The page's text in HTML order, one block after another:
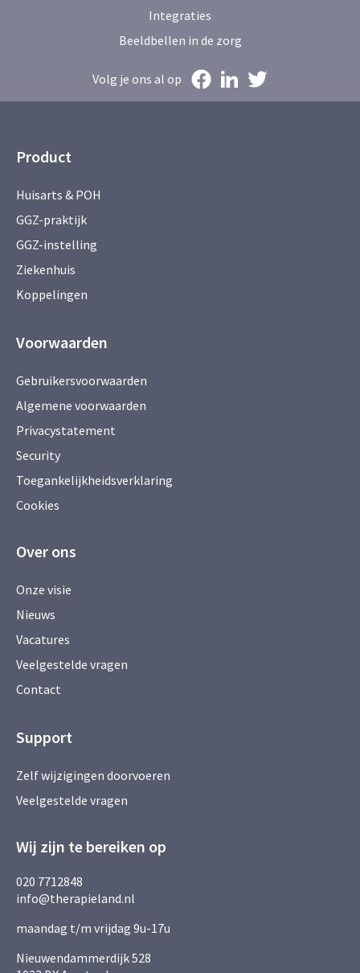
Integraties
Beeldbellen in de zorg
Volg je ons al op
Product
Huisarts & POH
GGZ-praktijk
GGZ-instelling
Ziekenhuis
Koppelingen
Voorwaarden
Gebruikersvoorwaarden
Algemene voorwaarden
Privacystatement
Security
Toegankelijkheidsverklaring
Cookies
Over ons
Onze visie
Nieuws
Vacatures
Veelgestelde vragen
Contact
Support
Zelf wijzigingen doorvoeren
Veelgestelde vragen
Wij zijn te bereiken op
020 7712848
info@therapieland.nl
maandag t/m vrijdag 9u-17u
Nieuwendammerdijk 528